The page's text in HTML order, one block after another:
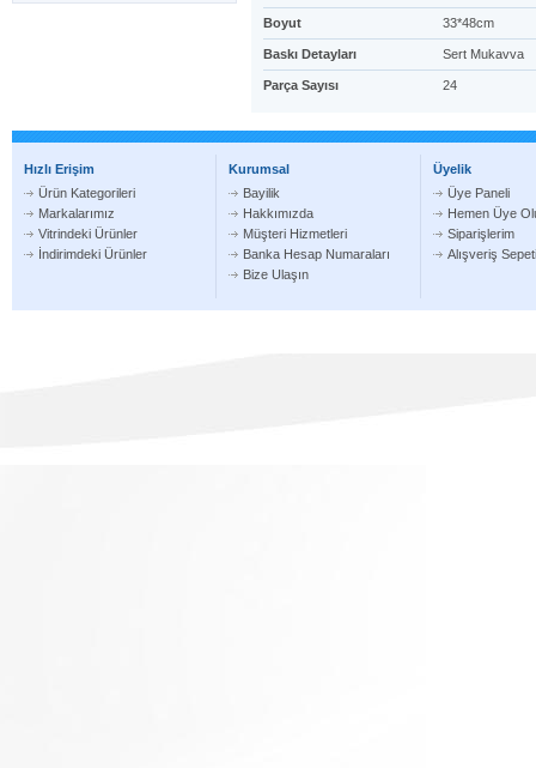
Boyut 33*48cm
Baskı Detayları Sert Mukavva
Parça Sayısı 24
Hızlı Erişim
Ürün Kategorileri
Markalarımız
Vitrindeki Ürünler
İndirimdeki Ürünler
Kurumsal
Bayilik
Hakkımızda
Müşteri Hizmetleri
Banka Hesap Numaraları
Bize Ulaşın
Üyelik
Üye Paneli
Hemen Üye
Siparişlerim
Alışveriş